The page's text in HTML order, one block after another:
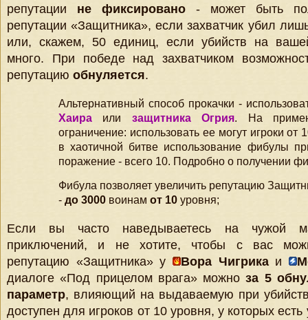
репутации не фиксировано - может быть
репутации «Защитника», если захватчик убил
или, скажем, 50 единиц, если убийств на
много. При победе над захватчиком
репутацию обнуляется.
Альтернативный способ прокачки -
Хаира или защитника Огрия. На
ограничение: использовать ее могут игроки
в хаотичной битве использование фибулы
поражение - всего 10. Подробно о получении
Фибула позволяет увеличить репутацию
- до 3000 воинам от 10 уровня;
Если вы часто наведываетесь на чужой
приключений, и не хотите, чтобы с вас
репутацию «Защитника» у
Вора Чигрикаи
диалоге «Под прицелом врага» можноза 5
параметр, влияющий на выдаваемую при
доступен для игроков от 10 уровня, у которых есть